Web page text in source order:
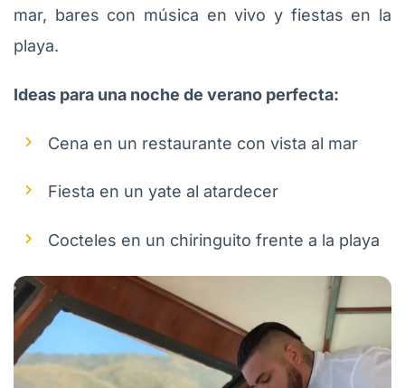
mar, bares con música en vivo y fiestas en la
playa.
Ideas para una noche de verano perfecta:
Cena en un restaurante con vista al mar
Fiesta en un yate al atardecer
Cocteles en un chiringuito frente a la playa